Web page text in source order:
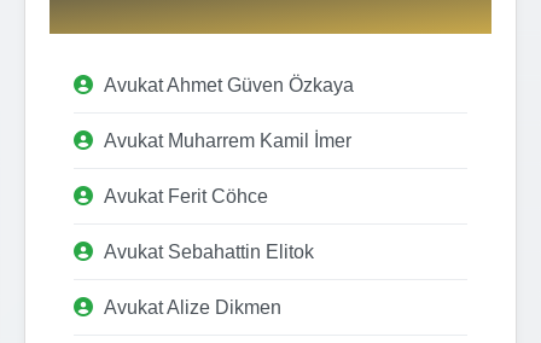
Avukat Ahmet Güven Özkaya
Avukat Muharrem Kamil İmer
Avukat Ferit Cöhce
Avukat Sebahattin Elitok
Avukat Alize Dikmen